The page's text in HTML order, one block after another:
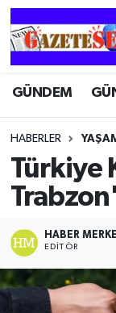
GÜNDEM
HABERLER
Türkiye
HABER
EDITÖR